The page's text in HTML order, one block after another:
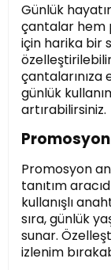
Günlük
çantalar hem
için harika bir
özelleştirilebilir
günlük
artırabilirsiniz.
Promosyon
tanıtım
kullanışlı
sıra, günlük
sunar.
izlenim